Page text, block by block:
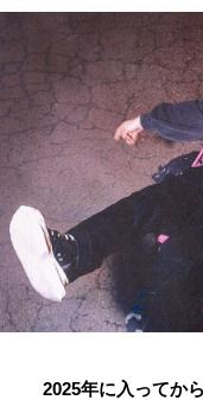
2025年に入ってか